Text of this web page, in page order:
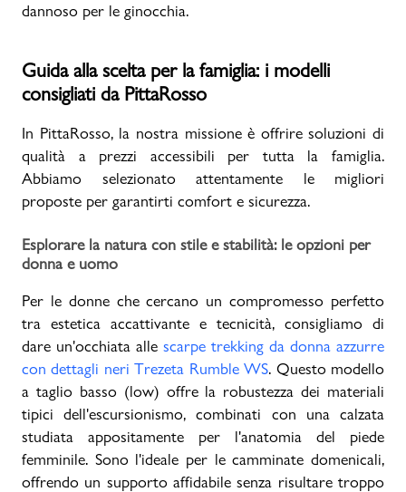
dannoso per le ginocchia.
Guida alla scelta per la famiglia: i modelli
consigliati da PittaRosso
In PittaRosso, la nostra missione è offrire soluzioni di
qualità a prezzi accessibili per tutta la famiglia.
Abbiamo selezionato attentamente le migliori
proposte per garantirti comfort e sicurezza.
Esplorare la natura con stile e stabilità: le opzioni per
donna e uomo
Per le donne che cercano un compromesso perfetto
tra estetica accattivante e tecnicità, consigliamo di
dare un'occhiata alle scarpe trekking da donna azzurre
con dettagli neri Trezeta Rumble WS. Questo modello
a taglio basso (low) offre la robustezza dei materiali
tipici dell'escursionismo, combinati con una calzata
studiata appositamente per l'anatomia del piede
femminile. Sono l'ideale per le camminate domenicali,
offrendo un supporto affidabile senza risultare troppo